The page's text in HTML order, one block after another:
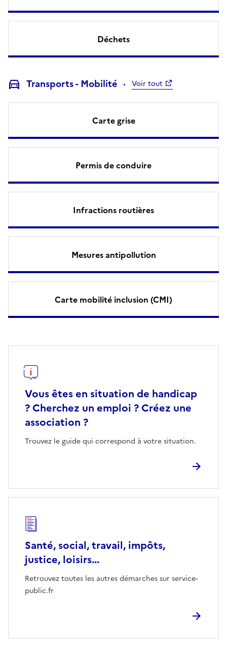
Déchets
Transports - Mobilité Voir tout
Carte grise
Permis de conduire
Infractions routières
Mesures antipollution
Carte mobilité inclusion (CMI)
Vous êtes en situation de handicap
? Cherchez un emploi ? Créez une
association ?
Trouvez le guide qui correspond à votre situation.
Santé, social, travail, impôts,
justice, loisirs...
Retrouvez toutes les autres démarches sur service-
public.fr